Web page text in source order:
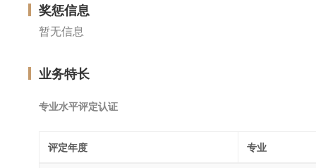
奖惩信息
暂无信息
业务特长
专业水平评定认证
评定年度 专业